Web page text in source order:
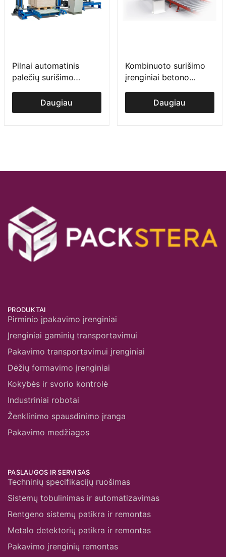
Pilnai automatinis
palečių surišimo
Daugiau
Kombinuoto surišimo
įrenginiai betono
Daugiau
PRODUKTAI
Pirminio įpakavimo įrenginiai
Įrenginiai gaminių transportavimui
Pakavimo transportavimui įrenginiai
Dėžių formavimo įrenginiai
Kokybės ir svorio kontrolė
Industriniai robotai
Ženklinimo spausdinimo įranga
Pakavimo medžiagos
PASLAUGOS IR SERVISAS
Techninių specifikacijų ruošimas
Sistemų tobulinimas ir automatizavimas
Rentgeno sistemų patikra ir remontas
Metalo detektorių patikra ir remontas
Pakavimo įrenginių remontas